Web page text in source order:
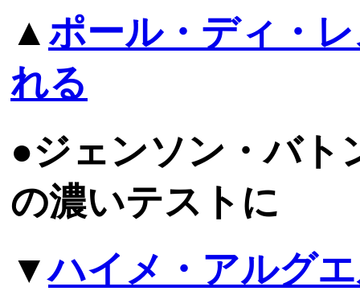
▲ ポール・ディ・
れる
●ジェンソン・バト
の濃いテストに
▼ハイメ・アルグ